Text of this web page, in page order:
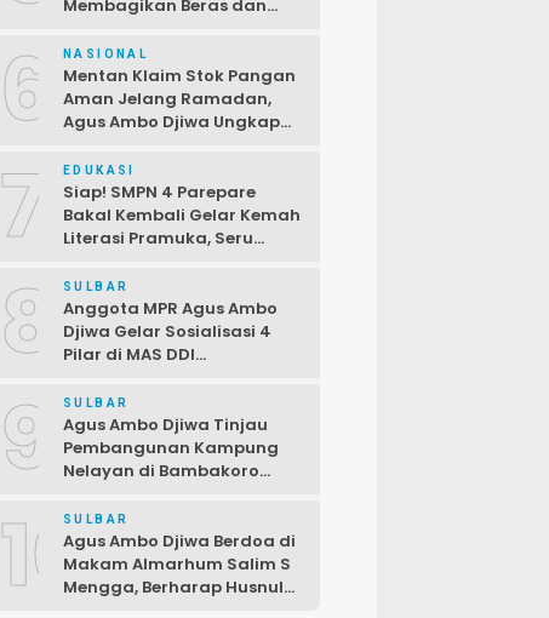
Membagikan Beras dan
Kurang Mampu
6 NASIONAL
Mentan Klaim Stok Pangan
Aman Jelang Ramadan,
Agus Ambo Djiwa Ungkap
Antara Data dan Realitas di
Lapangan
7 EDUKASI
Siap! SMPN 4 Parepare
Bakal Kembali Gelar Kemah
Literasi Pramuka, Seru
8 SULBAR
Anggota MPR Agus Ambo
Djiwa Gelar Sosialisasi 4
Pilar di MAS DDI
Fraksi PDIP DPRD
Pasangkayu
9 SULBAR
Agus Ambo Djiwa Tinjau
Pembangunan Kampung
Nelayan di Bambakoro
Kawasan Perikanan Modern
dan Produktif
10SULBAR
Agus Ambo Djiwa Berdoa di
Makam Almarhum Salim S
Mengga, Berharap Husnul